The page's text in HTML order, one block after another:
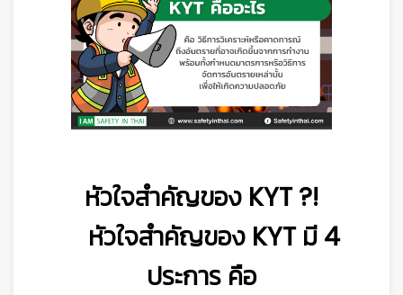
หัวใจสำคัญของ KYT ?!
หัวใจสำคัญของ KYT มี 4
ประการ คือ